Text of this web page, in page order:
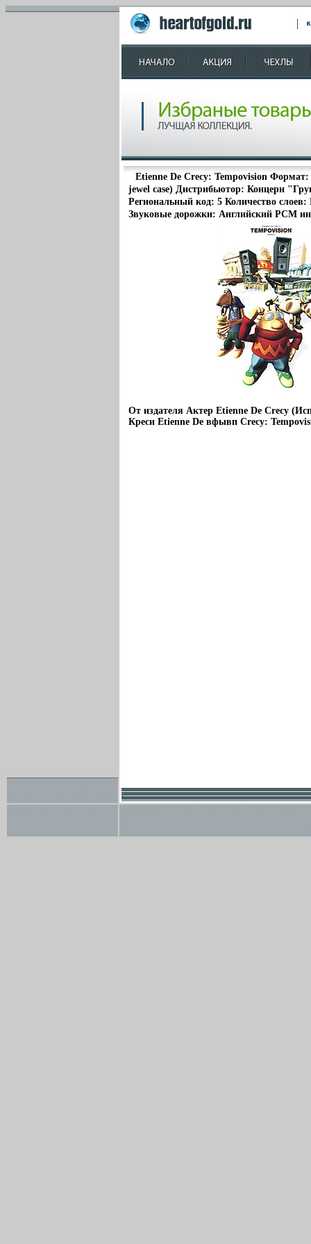
Etienne De Crecy: Tempovision
jewel case) Дистрибьютор: Концерн
Региональный код: 5 Количество слоев:
Звуковые дорожки: Английский PCM
От издателя Актер Etienne De Crecy
Креси Etienne De вфывп Crecy: